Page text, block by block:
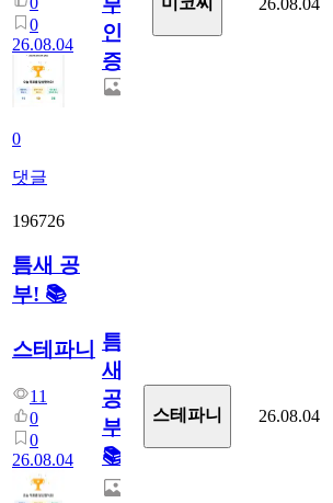
0
26.08.04
0
댓글
인
증
196726
틈새 공
부! 📚
스테파니
11
0
0
26.08.04
틈
새
공
부!
📚
스테파니 26.08.04